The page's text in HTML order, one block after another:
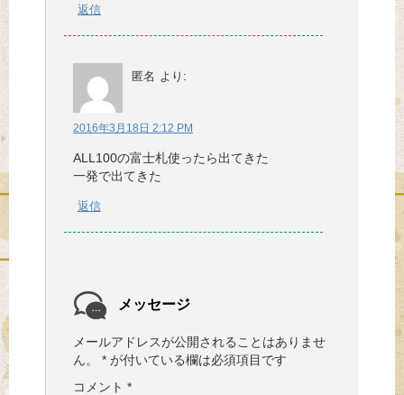
返信
匿名 より:
2016年3月18日 2:12 PM
ALL100の富士札使ったら出てきた
一発で出てきた
返信
メッセージ
メールアドレスが公開されることはありませ
ん。
* が付いている欄は必須項目です
コメント *